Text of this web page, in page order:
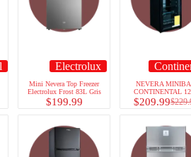
Electrolux
Mini Nevera Top Freezer
Electrolux Frost 83L Gris
$199.99
NEVERA
CONTINENTAL
$
$209.99